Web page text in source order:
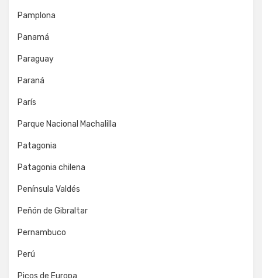
Pamplona
Panamá
Paraguay
Paraná
París
Parque Nacional Machalilla
Patagonia
Patagonia chilena
Península Valdés
Peñón de Gibraltar
Pernambuco
Perú
Picos de Europa